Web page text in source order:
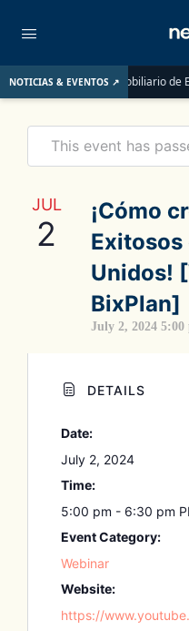
NOTICIAS & EVENTOS ↗
el Mercado Inmobiliario de EE.
This event has
JUL
2
¡Cómo
Exitosos
Unidos!
BixPlan]
July 2, 2024 5:00
DETAILS
Date:
July 2, 2024
Time:
5:00 pm - 6:30 pm
Event Category:
Webinar
Website:
https://